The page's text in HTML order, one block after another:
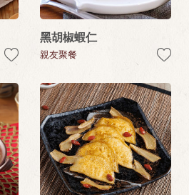
黑胡椒蝦仁
親友聚餐